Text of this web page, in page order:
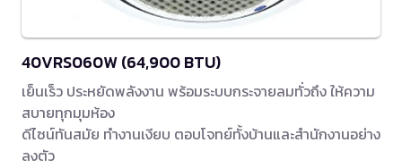
40VRS060W (64,900 BTU)
เย็นเร็ว ประหยัดพลังงาน พร้อมระบบกระจายลมทั่วถึง ให้ความ
สบายทุกมุมห้อง
ดีไซน์ทันสมัย ทำงานเงียบ ตอบโจทย์ทั้งบ้านและสำนักงานอย่าง
ลงตัว